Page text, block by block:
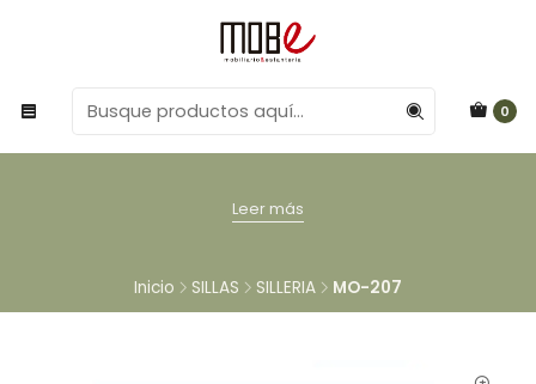
0
Leer más
Inicio SILLAS SILLERIA MO-207